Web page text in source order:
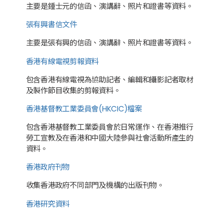
主要是鍾士元的信函、演講辭、照片和證書等資料。
張有興書信文件
主要是張有興的信函、演講辭、照片和證書等資料。
香港有線電視剪報資料
包含香港有線電視為協助記者、編輯和攝影記者取材
及製作節目收集的剪報資料。
香港基督教工業委員會(HKCIC)檔案
包含香港基督教工業委員會於日常運作、在香港推行
勞工宣教及在香港和中國大陸參與社會活動所產生的
資料。
香港政府刊物
收集香港政府不同部門及機構的出版刊物。
香港研究資料